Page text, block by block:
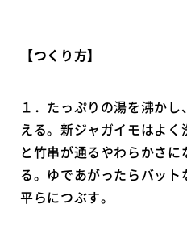
【つくり方】
１．たっぷりの湯を沸か
える。新ジャガイモはよ
と竹串が通るやわらかさ
る。ゆであがったらバッ
平らにつぶす。